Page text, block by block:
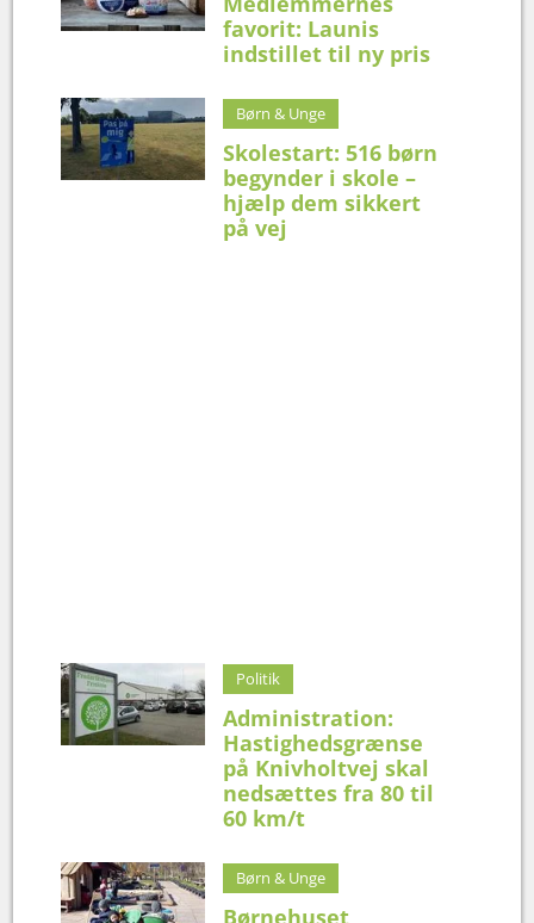
favorit: Launis
indstillet til ny pris
Børn & Unge
Skolestart: 516 børn
begynder i skole –
hjælp dem sikkert
på vej
Politik
Administration:
Hastighedsgrænse
på Knivholtvej skal
nedsættes fra 80 til
60 km/t
Børn & Unge
Børnehuset